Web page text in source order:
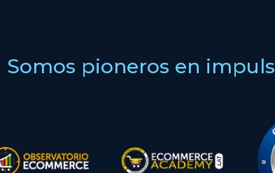
Somos pioneros en